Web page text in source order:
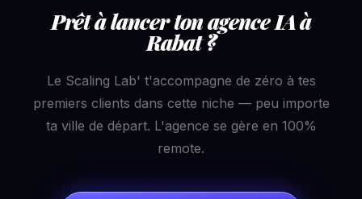
Prêt à lancer ton agence IA à
Rabat ?
Le Scaling Lab' t'accompagne de zéro à tes
premiers clients dans cette niche — peu importe
ta ville de départ. L'agence se gère en 100%
remote.